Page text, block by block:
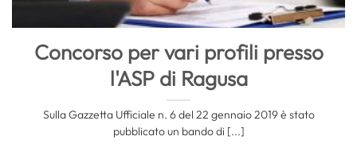
Concorso per vari profili presso
l'ASP di Ragusa
Sulla Gazzetta Ufficiale n. 6 del 22 gennaio 2019 è stato
pubblicato un bando di [...]